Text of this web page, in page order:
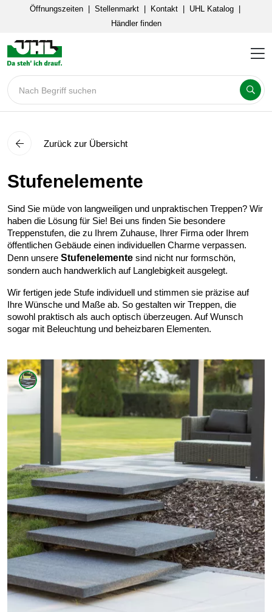
Öffnungszeiten Stellenmarkt Kontakt UHL Katalog
Händler finden
Nach Begriff suchen
Zurück zur Übersicht
Stufenelemente
Sind Sie müde von langweiligen und unpraktischen Treppen? Wir
haben die Lösung für Sie! Bei uns finden Sie besondere
Treppenstufen, die zu Ihrem Zuhause, Ihrer Firma oder Ihrem
öffentlichen Gebäude einen individuellen Charme verpassen.
Denn unsere Stufenelemente sind nicht nur formschön,
sondern auch handwerklich auf Langlebigkeit ausgelegt.
Wir fertigen jede Stufe individuell und stimmen sie präzise auf
Ihre Wünsche und Maße ab. So gestalten wir Treppen, die
sowohl praktisch als auch optisch überzeugen. Auf Wunsch
sogar mit Beleuchtung und beheizbaren Elementen.